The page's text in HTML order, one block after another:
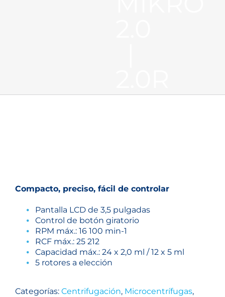
Compacto, preciso, fácil de controlar
Pantalla LCD de 3,5 pulgadas
Control de botón giratorio
RPM máx.: 16 100 min-1
RCF máx.: 25 212
Capacidad máx.: 24 x 2,0 ml / 12 x 5 ml
5 rotores a elección
Categorías: Centrifugación, Microcentrífugas,